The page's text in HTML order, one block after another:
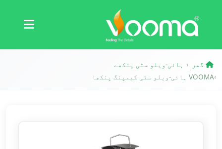
سرٹیفیکیشنز
کیس اسٹڈی
گھر › ہائی-ویلو سٹی پنکھے
›VOOMA ہائی-ویلو سٹی کیمپنگ پنکھا